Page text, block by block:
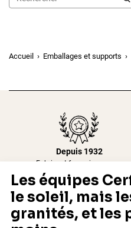
Accueil Emballages et supports
Depuis 1932
Fabricant français reconnu